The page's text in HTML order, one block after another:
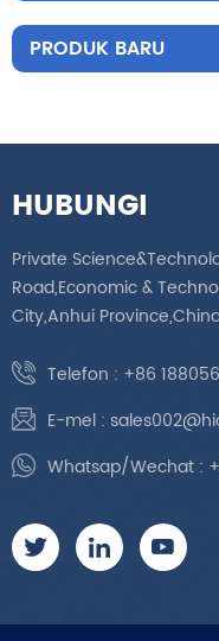
PRODUK BARU
HUBUNGI
Private
Road,Economic &
City,Anhui
Telefon : +86
E-mel :
Whatsap/Wechat :